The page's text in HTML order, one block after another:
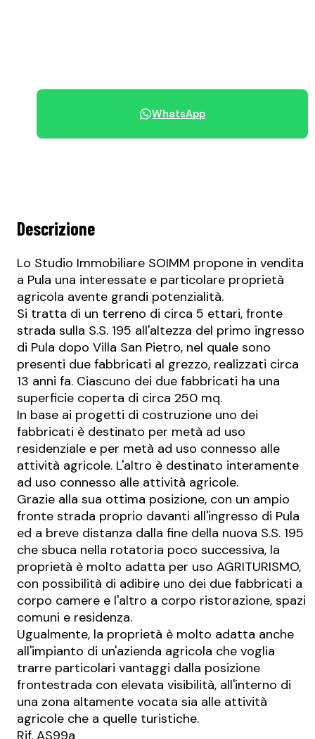
WhatsApp
Descrizione
Lo Studio Immobiliare SOIMM propone in vendita
a Pula una interessate e particolare proprietà
agricola avente grandi potenzialità.
Si tratta di un terreno di circa 5 ettari, fronte
strada sulla S.S. 195 all'altezza del primo ingresso
di Pula dopo Villa San Pietro, nel quale sono
presenti due fabbricati al grezzo, realizzati circa
13 anni fa. Ciascuno dei due fabbricati ha una
superficie coperta di circa 250 mq.
In base ai progetti di costruzione uno dei
fabbricati è destinato per metà ad uso
residenziale e per metà ad uso connesso alle
attività agricole. L'altro è destinato interamente
ad uso connesso alle attività agricole.
Grazie alla sua ottima posizione, con un ampio
fronte strada proprio davanti all'ingresso di Pula
ed a breve distanza dalla fine della nuova S.S. 195
che sbuca nella rotatoria poco successiva, la
proprietà è molto adatta per uso AGRITURISMO,
con possibilità di adibire uno dei due fabbricati a
corpo camere e l'altro a corpo ristorazione, spazi
comuni e residenza.
Ugualmente, la proprietà è molto adatta anche
all'impianto di un'azienda agricola che voglia
trarre particolari vantaggi dalla posizione
frontestrada con elevata visibilità, all'interno di
una zona altamente vocata sia alle attività
agricole che a quelle turistiche.